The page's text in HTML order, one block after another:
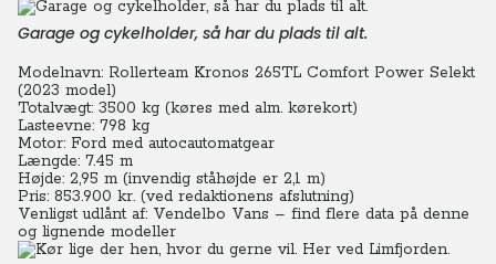
Garage og cykelholder, så har du plads til alt.
Modelnavn: Rollerteam Kronos 265TL Comfort Power Selekt
(2023 model)
Totalvægt: 3500 kg (køres med alm. kørekort)
Lasteevne: 798 kg
Motor: Ford med autocautomatgear
Længde: 7.45 m
Højde: 2,95 m (invendig ståhøjde er 2,1 m)
Pris: 853.900 kr. (ved redaktionens afslutning)
Venligst udlånt af: Vendelbo Vans – find flere data på denne
og lignende modeller